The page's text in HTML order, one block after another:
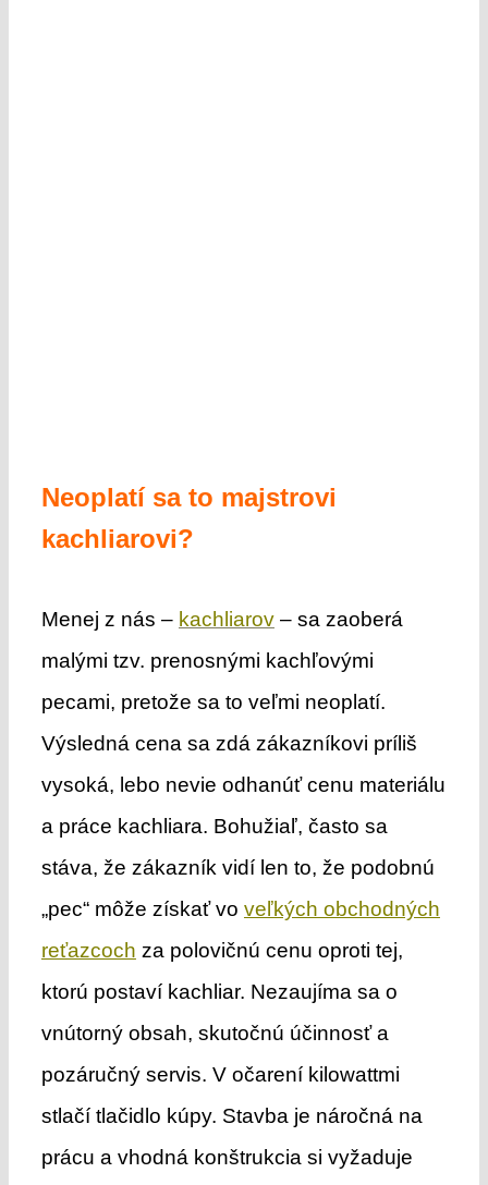
Neoplatí sa to majstrovi
kachliarovi?
Menej z nás – kachliarov– sa zaoberá
malými tzv. prenosnými kachľovými
pecami, pretože sa to veľmi neoplatí.
Výsledná cena sa zdá zákazníkovi príliš
vysoká, lebo nevie odhanúť cenu materiálu
a práce kachliara. Bohužiaľ, často sa
stáva, že zákazník vidí len to, že podobnú
„pec“ môže získať vo veľkých obchodných
reťazcoch za polovičnú cenu oproti tej,
ktorú postaví kachliar. Nezaujíma sa o
vnútorný obsah, skutočnú účinnosť a
pozáručný servis. V očarení kilowattmi
stlačí tlačidlo kúpy. Stavba je náročná na
prácu a vhodná konštrukcia si vyžaduje